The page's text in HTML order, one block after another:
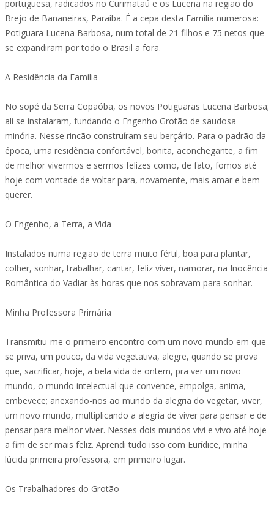
portuguesa, radicados no Curimataú e os Lucena na região do
Brejo de Bananeiras, Paraíba. É a cepa desta Família numerosa:
Potiguara Lucena Barbosa, num total de 21 filhos e 75 netos que
se expandiram por todo o Brasil a fora.
A Residência da Família
No sopé da Serra Copaóba, os novos Potiguaras Lucena Barbosa;
ali se instalaram, fundando o Engenho Grotão de saudosa
minória. Nesse rincão construíram seu berçário. Para o padrão da
época, uma residência confortável, bonita, aconchegante, a fim
de melhor vivermos e sermos felizes como, de fato, fomos até
hoje com vontade de voltar para, novamente, mais amar e bem
querer.
O Engenho, a Terra, a Vida
Instalados numa região de terra muito fértil, boa para plantar,
colher, sonhar, trabalhar, cantar, feliz viver, namorar, na Inocência
Romântica do Vadiar às horas que nos sobravam para sonhar.
Minha Professora Primária
Transmitiu-me o primeiro encontro com um novo mundo em que
se priva, um pouco, da vida vegetativa, alegre, quando se prova
que, sacrificar, hoje, a bela vida de ontem, pra ver um novo
mundo, o mundo intelectual que convence, empolga, anima,
embevece; anexando-nos ao mundo da alegria do vegetar, viver,
um novo mundo, multiplicando a alegria de viver para pensar e de
pensar para melhor viver. Nesses dois mundos vivi e vivo até hoje
a fim de ser mais feliz. Aprendi tudo isso com Eurídice, minha
lúcida primeira professora, em primeiro lugar.
Os Trabalhadores do Grotão